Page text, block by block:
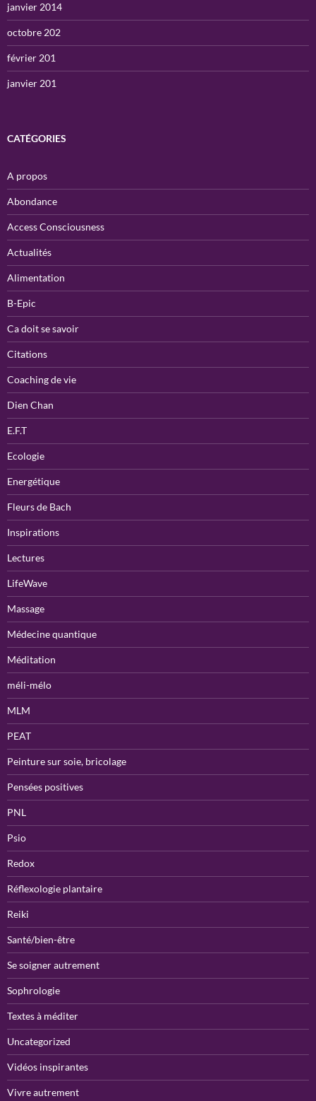
janvier 2014
octobre 202
février 201
janvier 201
CATÉGORIES
A propos
Abondance
Access Consciousness
Actualités
Alimentation
B-Epic
Ca doit se savoir
Citations
Coaching de vie
Dien Chan
E.F.T
Ecologie
Energétique
Fleurs de Bach
Inspirations
Lectures
LifeWave
Massage
Médecine quantique
Méditation
méli-mélo
MLM
PEAT
Peinture sur soie, bricolage
Pensées positives
PNL
Psio
Redox
Réflexologie plantaire
Reiki
Santé/bien-être
Se soigner autrement
Sophrologie
Textes à méditer
Uncategorized
Vidéos inspirantes
Vivre autrement